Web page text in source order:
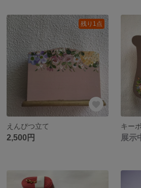
残り1点
えんぴつ立て
2,500円
キー
展示